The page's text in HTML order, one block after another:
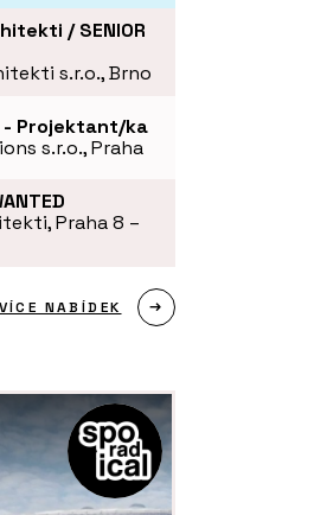
/ SENIOR
s.r.o., Brno
Projektant/ka
s.r.o., Praha
Praha 8 –
VÍCE NABÍDEK